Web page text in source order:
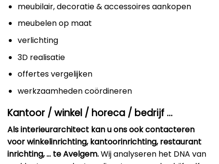
meubilair, decoratie & accessoires aankopen
meubelen op maat
verlichting
3D realisatie
offertes vergelijken
werkzaamheden coördineren
Kantoor / winkel / horeca / bedrijf …
Als interieurarchitect kan u ons ook contacteren
voor winkelinrichting, kantoorinrichting, restaurant
inrichting, … te Avelgem.Wij analyseren het DNA van